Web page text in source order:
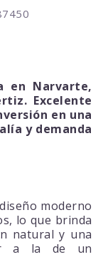
en Narvarte,
Excelente
en una
y demanda
moderno
lo que brinda
natural y una
a la de un